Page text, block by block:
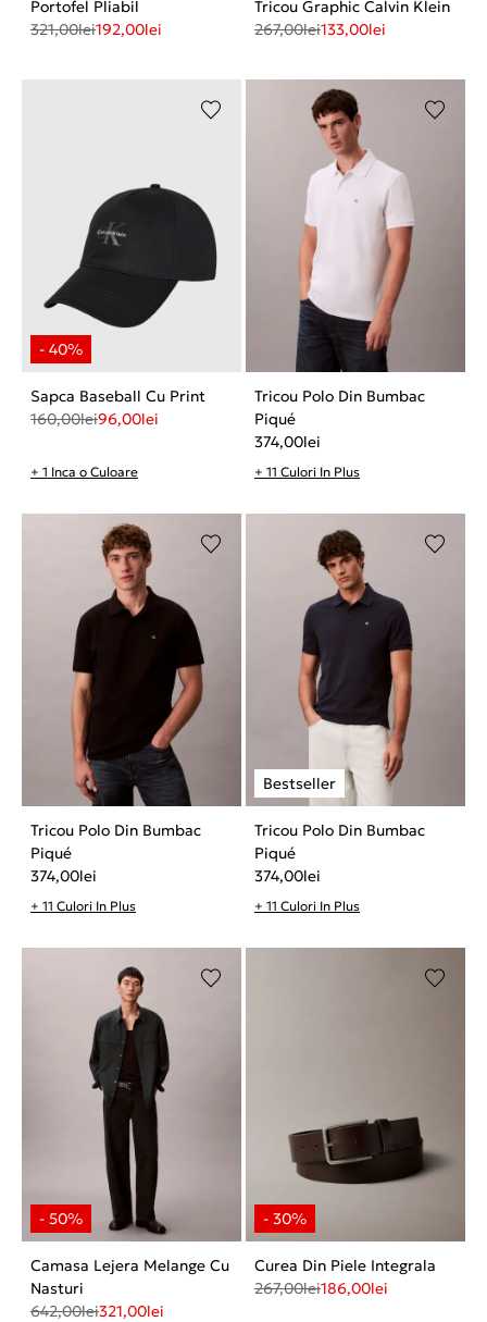
Portofel Pliabil
321,00lei192,00lei
Tricou Graphic Calvin Klein
267,00lei133,00lei
Sapca Baseball Cu Print
160,00lei96,00lei
+ 1 Inca o Culoare
Tricou Polo Din Bumbac
Piqué
374,00lei
+ 11 Culori In Plus
Tricou Polo Din Bumbac
Piqué
374,00lei
+ 11 Culori In Plus
Tricou Polo Din Bumbac
Piqué
374,00lei
+ 11 Culori In Plus
Camasa Lejera Melange Cu
Nasturi
642,00lei321,00lei
Curea Din Piele Integrala
267,00lei186,00lei